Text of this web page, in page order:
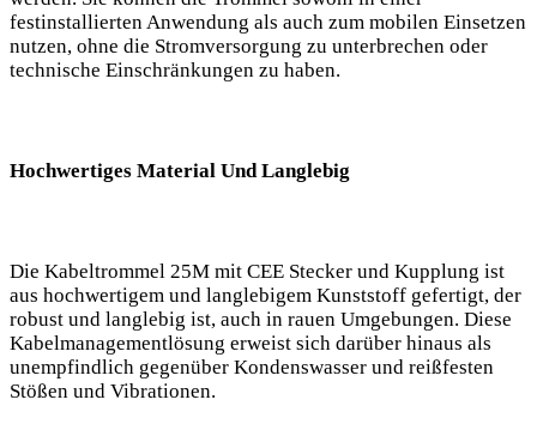
festinstallierten Anwendung als auch zum mobilen Einsetzen
nutzen, ohne die Stromversorgung zu unterbrechen oder
technische Einschränkungen zu haben.
Hochwertiges Material Und Langlebig
Die Kabeltrommel 25M mit CEE Stecker und Kupplung ist
aus hochwertigem und langlebigem Kunststoff gefertigt, der
robust und langlebig ist, auch in rauen Umgebungen. Diese
Kabelmanagementlösung erweist sich darüber hinaus als
unempfindlich gegenüber Kondenswasser und reißfesten
Stößen und Vibrationen.